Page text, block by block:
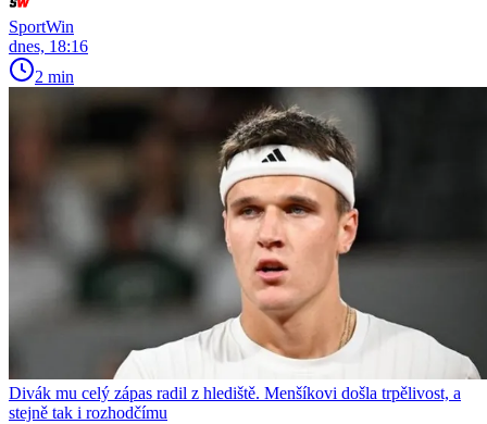
SportWin
dnes, 18:16
2 min
Divák mu celý zápas radil z hlediště. Menšíkovi došla trpělivost, a
stejně tak i rozhodčímu